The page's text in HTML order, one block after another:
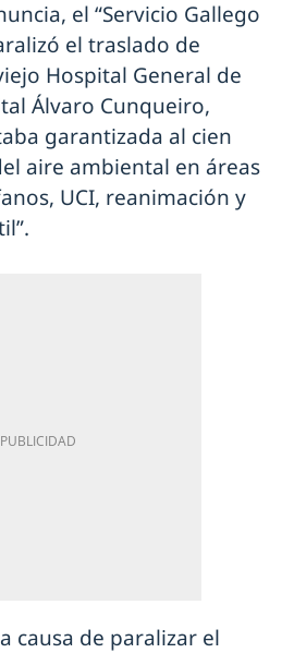
el “Servicio Gallego
el traslado de
Hospital General de
Álvaro Cunqueiro,
garantizada al cien
aire ambiental en áreas
UCI, reanimación y
causa de paralizar el